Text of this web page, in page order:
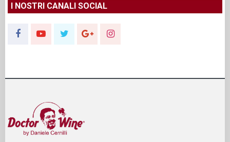
I NOSTRI CANALI SOCIAL